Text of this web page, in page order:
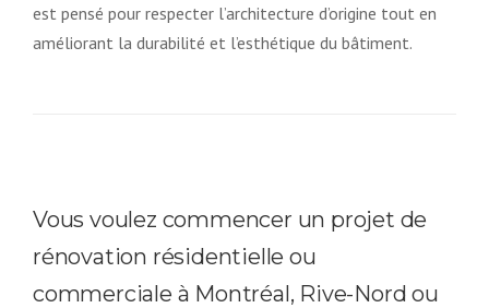
est pensé pour respecter l’architecture d’origine tout en
améliorant la durabilité et l’esthétique du bâtiment.
Vous voulez commencer un projet de
rénovation résidentielle ou
commerciale à Montréal, Rive-Nord ou